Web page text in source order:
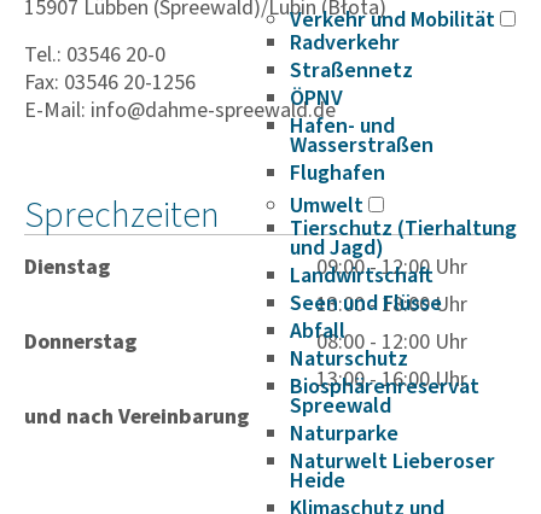
Verkehr und Mobilität
Radverkehr
Straßennetz
ÖPNV
Hafen- und
Wasserstraßen
Flughafen
Umwelt
Tierschutz (Tierhaltung
und Jagd)
Landwirtschaft
Seen und Flüsse
Abfall
Naturschutz
Biosphärenreservat
Spreewald
Naturparke
Naturwelt Lieberoser
Heide
15907 Lübben (Spreewald)/Lubin (Błota)
Tel.: 03546 20-0
Fax: 03546 20-1256
E-Mail: info@dahme-spreewald.de
Sprechzeiten
Dienstag
09:00 - 12:00 Uhr
13:00 - 18:00 Uhr
Donnerstag
08:00 - 12:00 Uhr
13:00 - 16:00 Uhr
und nach Vereinbarung